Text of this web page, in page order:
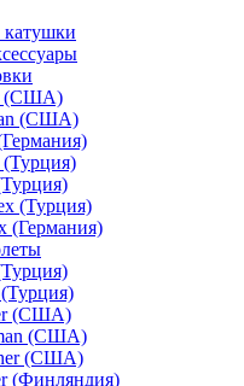
катушки
(США)
(США)
(Турция)
(Германия)
(США)
(США)
(США)
(Финляндия)